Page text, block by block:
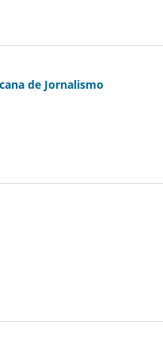
de Jornalismo